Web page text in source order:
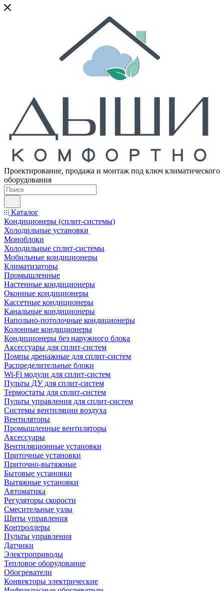
Проектирование, продажа и монтаж под ключ климатического
оборудования
Каталог
Кондиционеры (сплит-системы)
Холодильные установки
Моноблоки
Холодильные сплит-системы
Мобильные кондиционеры
Климатизаторы
Промышленные
Настенные кондиционеры
Оконные кондиционеры
Кассетные кондиционеры
Канальные кондиционеры
Напольно-потолочные кондиционеры
Колонные кондиционеры
Кондиционеры без наружного блока
Аксессуары для сплит-систем
Помпы дренажные для сплит-систем
Распределительные блоки
Wi-Fi модули для сплит-систем
Пульты ДУ для сплит-систем
Термостаты для сплит-систем
Пульты управления для сплит-систем
Системы вентиляции воздуха
Вентиляторы
Промышленные вентиляторы
Аксессуары
Вентиляционные установки
Приточные установки
Приточно-вытяжные
Бытовые установки
Вытяжные установки
Автоматика
Регуляторы скорости
Смесительные узлы
Щиты управления
Контроллеры
Пульты управления
Датчики
Электроприводы
Тепловое оборудование
Обогреватели
Конвекторы электрические